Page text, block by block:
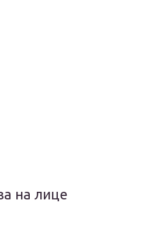
на лице